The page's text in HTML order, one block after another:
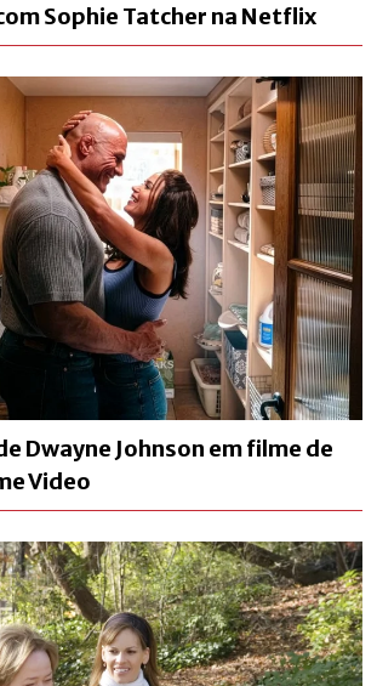
Sophie Tatcher na Netflix
Dwayne Johnson em filme de
Video